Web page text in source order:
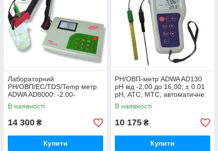
Лабораторний
PH/OВП/EC/TDS/Temp метр
ADWA AD8000: -2.00-
16.00pH;±2000mV; 0.00-
19.99μS/cm/0.00-9.99ppm.
В наявності
14 300 ₴
Купити
РН/ОВП-метр ADWA AD130
рН від -2,00 до 16,00; ± 0.01
pH, АТС, МТС, автоматичне
калібрування. Угорщина
В наявності
10 175 ₴
Купити